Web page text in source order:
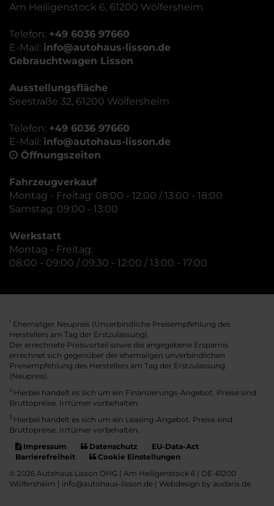
Am Heiligenstock 6, 61200 Wölfersheim
Telefon: +49 6036 97660
E-Mail: info@autohaus-lisson.de
Gebrauchtwagen Lisson
Ausstellungsfläche
Seestraße 32, 61200 Wölfersheim
Telefon: +49 6036 97660
E-Mail: info@autohaus-lisson.de
Öffnungszeiten
Fahrzeugverkauf
Montag - Freitag: 08:00 - 12:00 / 13:00 - 18:00
Samstag: 09:00 - 13:00
Werkstatt
Montag - Freitag:
08:00 - 09:00 / 09:30 - 12:00 / 13:00 - 17:00
1
Ehemaliger Neupreis (Unverbindliche Preisempfehlung des
Herstellers am Tag der Erstzulassung).
Der errechnete Preisvorteil sowie die angegebene Ersparnis
errechnet sich gegenüber der ehemaligen unverbindlichen
Preisempfehlung des Herstellers am Tag der Erstzulassung
(Neupreis).
2 Hierbei handelt es sich um ein Finanzierungs-Angebot. Preise sind
Bruttopreise. Irrtümer vorbehalten.
3 Hierbei handelt es sich um ein Leasing-Angebot. Preise sind
Bruttopreise. Irrtümer vorbehalten.
Impressum
Datenschutz
EU-Data-Act
Barrierefreiheit
Cookie Einstellungen
© 2026 Autohaus Lisson OHG | Am Heiligenstock 6 | DE-61200
Wölfersheim | info@autohaus-lisson.de | Webdesign by audaris.de